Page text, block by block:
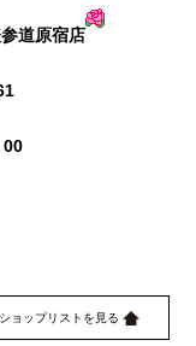
道原宿店
00
ョップリストを見る